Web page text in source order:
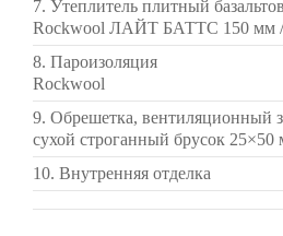
7. Утеплитель плитный
Rockwool ЛАЙТ БАТТС 150 мм
8. Пароизоляция
Rockwool
9. Обрешетка, вентиляционный
сухой строганный брусок 25×50
10. Внутренняя отделка